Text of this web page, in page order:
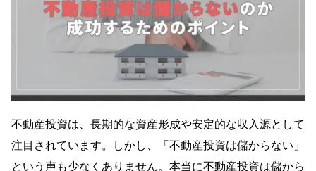
不動産投資は、長期的な資産形成や安定的な収入源として
注目されています。しかし、「不動産投資は儲からない」
という声も少なくありません。本当に不動産投資は儲から